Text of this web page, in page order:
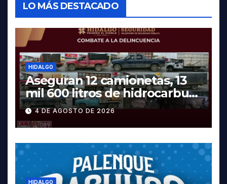
LO MÁS DESTACADO
HIDALGO
Aseguran 12 camionetas, 13
mil 600 litros de hidrocarburo
y dos vehículos robados en
Tula
4 DE AGOSTO DE 2026
HIDALGO